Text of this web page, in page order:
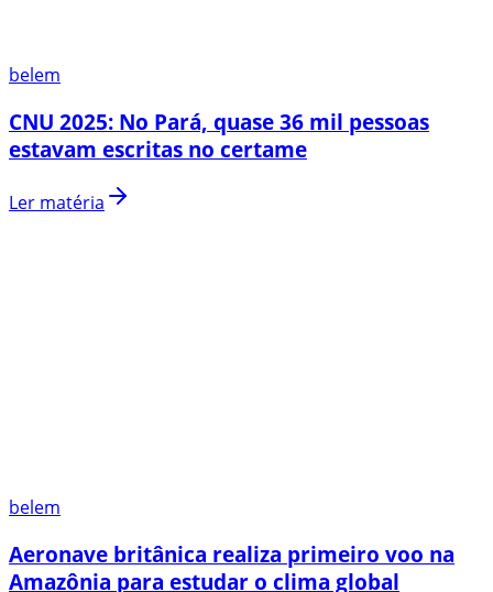
belem
CNU 2025: No Pará, quase 36 mil pessoas
estavam escritas no certame
Ler matéria
belem
Aeronave britânica realiza primeiro voo na
Amazônia para estudar o clima global